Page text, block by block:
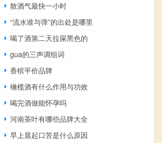
散酒气最快一小时
“流水谁与弹”的出处是哪里
喝了酒第二天拉屎黑色的
gua的三声调组词
香槟平价品牌
橄榄酒有什么作用与功效
喝完酒做能怀孕吗
河南茶叶有哪些品牌大全
早上晨起口苦是什么原因